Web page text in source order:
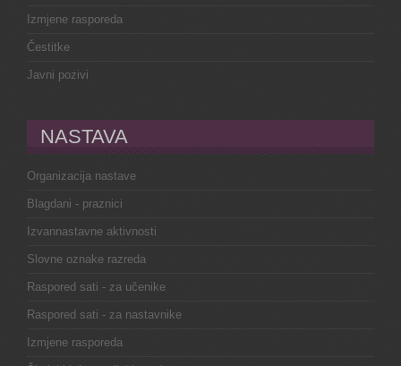
Izmjene rasporeda
Čestitke
Javni pozivi
NASTAVA
Organizacija nastave
Blagdani - praznici
Izvannastavne aktivnosti
Slovne oznake razreda
Raspored sati - za učenike
Raspored sati - za nastavnike
Izmjene rasporeda